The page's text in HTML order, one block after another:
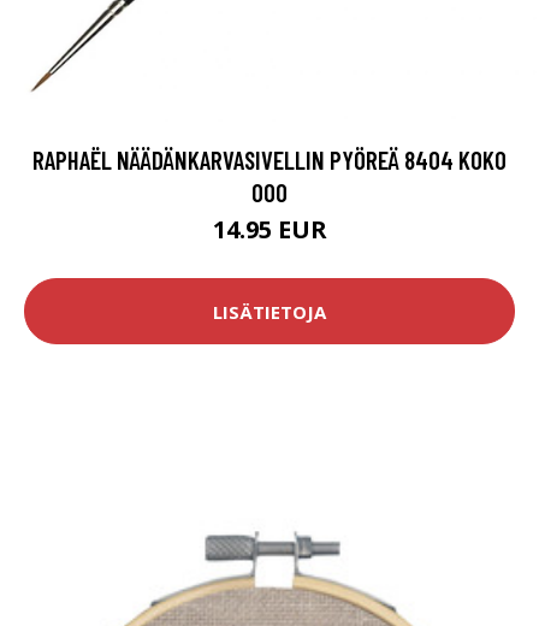
RAPHAËL NÄÄDÄNKARVASIVELLIN PYÖREÄ 8404 KOKO
000
14.95 EUR
LISÄTIETOJA